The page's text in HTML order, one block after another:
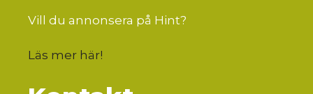
Vill du annonsera på Hint?
Läs mer här!